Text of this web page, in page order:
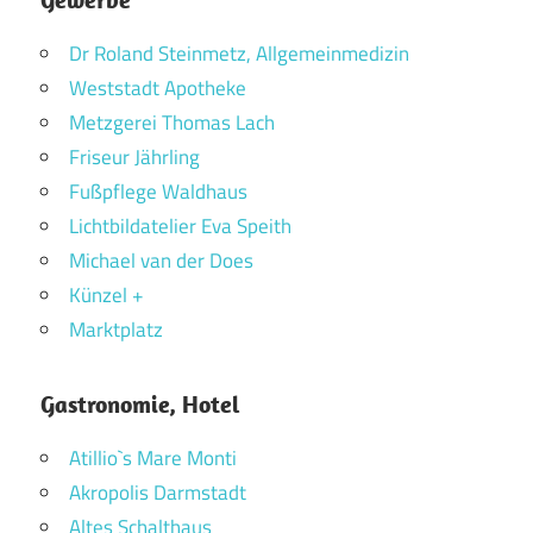
Dr Roland Steinmetz, Allgemeinmedizin
Weststadt Apotheke
Metzgerei Thomas Lach
Friseur Jährling
Fußpflege Waldhaus
Lichtbildatelier Eva Speith
Michael van der Does
Künzel +
Marktplatz
Gastronomie, Hotel
Atillio`s Mare Monti
Akropolis Darmstadt
Altes Schalthaus